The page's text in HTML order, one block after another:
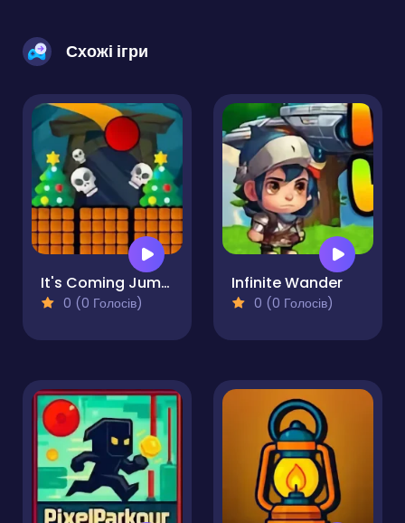
Схожі ігри
It's Coming Jump!
0 (0 Голосів)
Infinite Wander
0 (0 Голосів)